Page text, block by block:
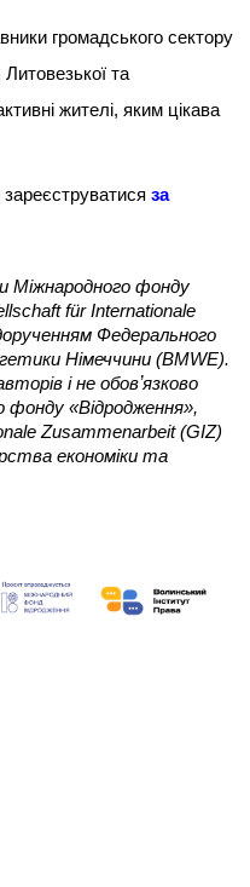
громадського сектору
Литовезької та
жителі, яким цікава
за
Міжнародного фонду
für Internationale
Федерального
Німеччини (BMWE).
і не обовʼязково
фонду «Відродження»,
Zusammenarbeit (GIZ)
економіки та